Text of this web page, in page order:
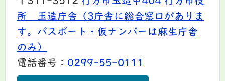
所 玉造庁舎（3庁舎に総合窓口がありま
す。パスポート・仮ナンバーは麻生庁舎
のみ）
電話番号： 0299-55-0111